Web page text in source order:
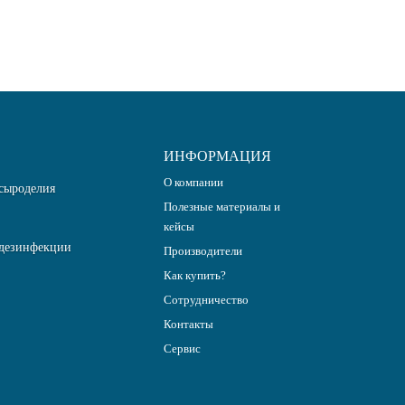
ИНФОРМАЦИЯ
О компании
Полезные материалы и
кейсы
Производители
Как купить?
Сотрудничество
Контакты
Сервис